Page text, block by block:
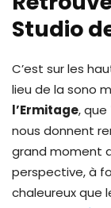
Studio
C’est sur les
lieu de la sono
l’Ermitage, que
nous donnent
grand moment
perspective, à
chaleureux que